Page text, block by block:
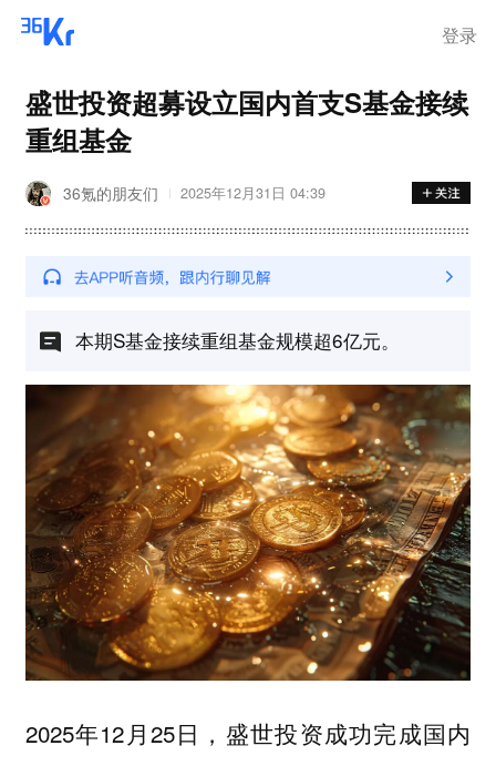
登录
盛世投资超募设立国内首支S基金接续
重组基金
36氪的朋友们 2025年12月31日 04:39
本期S基金接续重组基金规模超6亿元。
2025年12月25日，盛世投资成功完成国内